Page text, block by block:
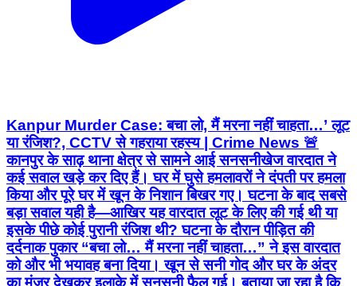
Kanpur Murder Case: बचा लो, मैं मरना नहीं चाहता…’ लूट
या रंजिश?‚ CCTV से गहराया रहस्य | Crime News 🚨
कानपुर के साढ़ थाना क्षेत्र से सामने आई सनसनीखेज वारदात ने
कई सवाल खड़े कर दिए हैं। घर में घुसे हमलावरों ने दंपती पर हमला
किया और पूरे घर में खून के निशान बिखर गए। घटना के बाद सबसे
बड़ा सवाल यही है—आखिर यह वारदात लूट के लिए की गई थी या
इसके पीछे कोई पुरानी रंजिश थी? घटना के दौरान पीड़ित की
दर्दनाक पुकार “बचा लो… मैं मरना नहीं चाहता…” ने इस वारदात
को और भी भयावह बना दिया। खून से सनी गोद और घर के अंदर
का मंजर देखकर इलाके में सनसनी फैल गई। बताया जा रहा है कि